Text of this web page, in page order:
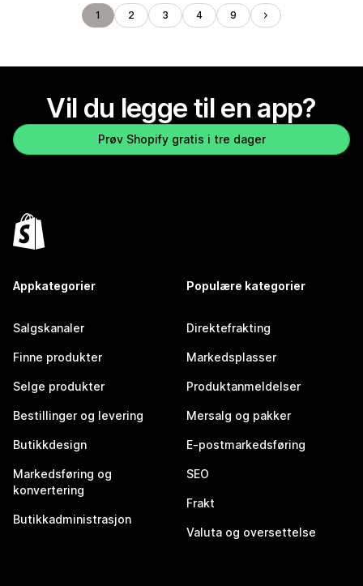
1 2 3 4 9
Vil du legge til en app?
Prøv Shopify gratis i tre dager
Appkategorier
Salgskanaler
Finne produkter
Selge produkter
Bestillinger og levering
Butikkdesign
Markedsføring og
konvertering
Butikkadministrasjon
Populære kategorier
Direktefrakting
Markedsplasser
Produktanmeldelser
Mersalg og pakker
E-postmarkedsføring
SEO
Frakt
Valuta og oversettelse